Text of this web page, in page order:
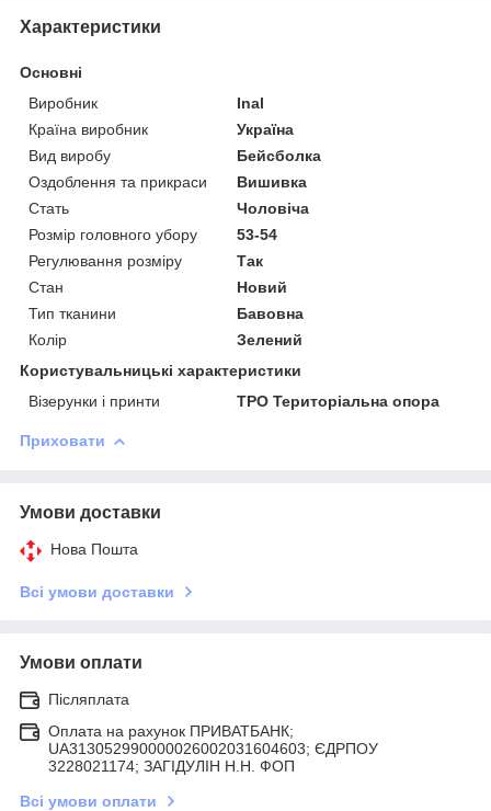
Характеристики
Основні
Виробник
Inal
Країна виробник
Україна
Вид виробу
Бейсболка
Оздоблення та прикраси
Вишивка
Стать
Чоловіча
Розмір головного убору
53-54
Регулювання розміру
Так
Стан
Новий
Тип тканини
Бавовна
Колір
Зелений
Користувальницькі характеристики
Візерунки і принти
ТРО Територіальна опора
Приховати
Умови доставки
Нова Пошта
Всі умови доставки
Умови оплати
Післяплата
Оплата на рахунок ПРИВАТБАНК;
UA313052990000026002031604603; ЄДРПОУ
3228021174; ЗАГIДУЛIН Н.Н. ФОП
Всі умови оплати